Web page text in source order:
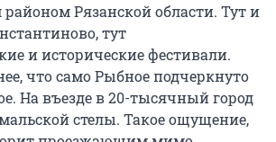
Рязанской области. Тут и
тут
и исторические фестивали.
что само Рыбное подчеркнуто
На въезде в 20-тысячный город
стелы. Такое ощущение,